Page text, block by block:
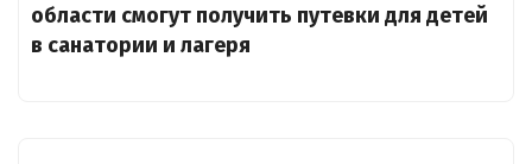
области смогут получить путевки для детей
в санатории и лагеря